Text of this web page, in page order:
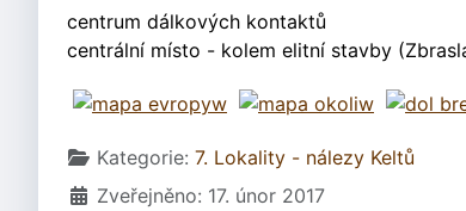
centrum dálkových kontaktů
centrální místo - kolem elitní stavby
Základní údaje
Kategorie: 7. Lokality - nálezy Keltů
Zveřejněno: 17. únor 2017